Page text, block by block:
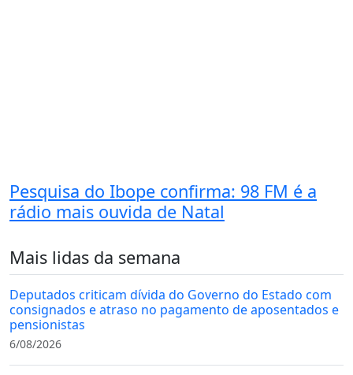
Pesquisa do Ibope confirma: 98 FM é a
rádio mais ouvida de Natal
Mais lidas da semana
Deputados criticam dívida do Governo do Estado com
consignados e atraso no pagamento de aposentados e
pensionistas
6/08/2026